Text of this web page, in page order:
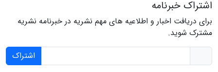
اشتراک خبرنامه
برای دریافت اخبار و اطلاعیه های مهم نشریه در خبرنامه نشریه
مشترک شوید.
اشتراک